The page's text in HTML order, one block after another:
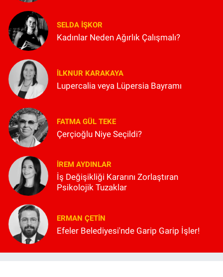
SELDA İŞKOR
Kadınlar Neden Ağırlık Çalışmalı?
İLKNUR KARAKAYA
Lupercalia veya Lüpersia Bayramı
FATMA GÜL TEKE
Çerçioğlu Niye Seçildi?
İREM AYDINLAR
İş Değişikliği Kararını Zorlaştıran
Psikolojik Tuzaklar
ERMAN ÇETIN
Efeler Belediyesi'nde Garip Garip İşler!